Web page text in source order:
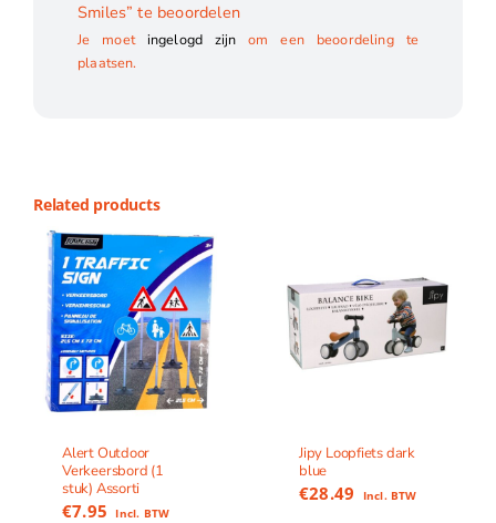
Smiles” te beoordelen
Je moet ingelogd zijn om een beoordeling te
plaatsen.
Related products
Alert Outdoor
Verkeersbord (1
stuk) Assorti
€7.95 Incl. BTW
Jipy Loopfiets dark
blue
€28.49 Incl. BTW